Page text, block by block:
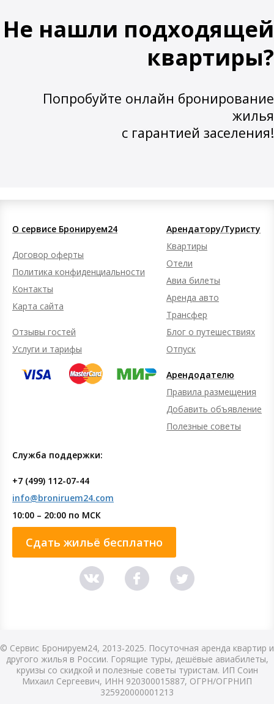
Не нашли подходящей
квартиры?
Попробуйте онлайн бронирование
жилья
с гарантией заселения!
О сервисе Бронируем24
Договор оферты
Политика конфиденциальности
Контакты
Карта сайта
Отзывы гостей
Услуги и тарифы
Арендатору/Туристу
Квартиры
Отели
Авиа билеты
Аренда авто
Трансфер
Блог о путешествиях
Отпуск
Арендодателю
Правила размещения
Добавить объявление
Полезные советы
Служба поддержки:
+7 (499) 112-07-44
info@broniruem24.com
10:00 – 20:00 по МСК
Сдать жильё бесплатно
© Сервис Бронируем24, 2013-2025. Посуточная аренда квартир и
другого жилья в России. Горящие туры, дешёвые авиабилеты,
круизы со скидкой и полезные советы туристам. ИП Соин
Михаил Сергеевич, ИНН 920300015887, ОГРН/ОГРНИП
325920000001213